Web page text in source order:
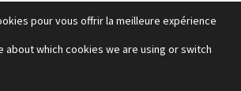
pour vous offrir la meilleure expérience
about which cookies we are using or switch